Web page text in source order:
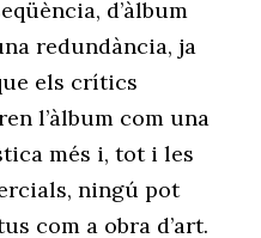
d’àlbum
redundància, ja
els crítics
l’àlbum com una
més i, tot i les
ningú pot
com a obra d’art.